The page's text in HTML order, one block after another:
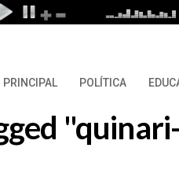
PRINCIPAL POLÍTICA